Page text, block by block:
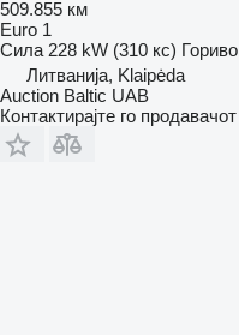
509.855 км
Euro 1
Сила 228 kW (310 кс) Гориво
Литванија, Klaipėda
Auction Baltic UAB
Контактирајте го продавачот